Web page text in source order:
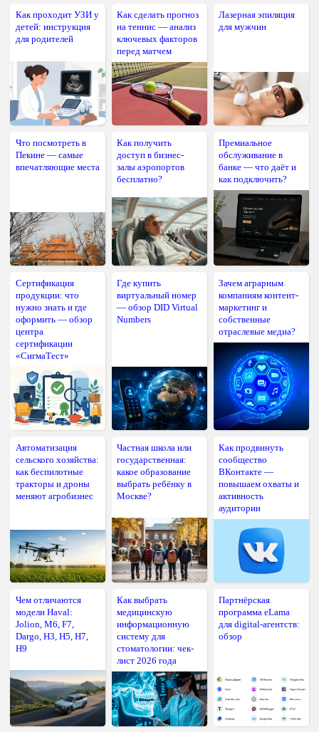
Как проходит УЗИ у
детей: инструкция
для родителей
Как сделать прогноз
на теннис — анализ
ключевых факторов
перед матчем
Лазерная эпиляция
для мужчин
Что посмотреть в
Пекине — самые
впечатляющие места
Как получить
доступ в бизнес-
залы аэропортов
бесплатно?
Премиальное
обслуживание в
банке — что даёт и
как подключить?
Сертификация
продукции: что
нужно знать и где
оформить — обзор
центра
сертификации
«СигмаТест»
Где купить
виртуальный номер
— обзор DID Virtual
Numbers
Зачем аграрным
компаниям контент-
маркетинг и
собственные
отраслевые медиа?
Автоматизация
сельского хозяйства:
как беспилотные
тракторы и дроны
меняют агробизнес
Частная школа или
государственная:
какое образование
выбрать ребёнку в
Москве?
Как продвинуть
сообщество
ВКонтакте —
повышаем охваты и
активность
аудитории
Чем отличаются
модели Haval:
Jolion, M6, F7,
Dargo, H3, H5, H7,
H9
Как выбрать
медицинскую
информационную
систему для
стоматологии: чек-
лист 2026 года
Партнёрская
программа eLama
для digital-агентств:
обзор